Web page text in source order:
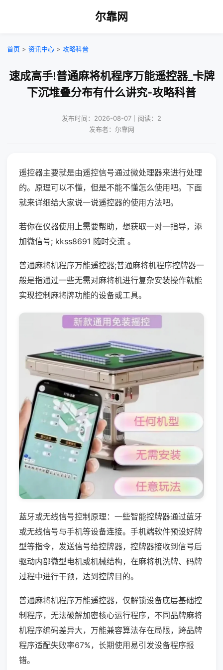
尔靠网
首页 > 资讯中心 > 攻略科普
速成高手!普通麻将机程序万能遥控器_卡牌
下沉堆叠分布有什么讲究-攻略科普
发布时间：2026-08-07｜阅读：2
发布者：尔靠网
遥控器主要就是由遥控信号通过微处理器来进行处理
的。原理可以不懂，但是不能不懂怎么使用吧。下面
就来详细给大家说一说遥控器的使用方法吧。
若你在仪器使用上需要帮助，想获取一对一指导，添
加微信号; kkss8691 随时交流 。
普通麻将机程序万能遥控器;普通麻将机程序控牌器一
般是指通过一些无需对麻将机进行复杂安装操作就能
实现控制麻将牌功能的设备或工具。
蓝牙或无线信号控制原理：一些智能控牌器通过蓝牙
或无线信号与手机等设备连接。手机端软件预设好牌
型等指令，发送信号给控牌器，控牌器接收到信号后
驱动内部微型电机或机械结构，在麻将机洗牌、码牌
过程中进行干预，达到控牌目的。
普通麻将机程序万能遥控器，仅解锁设备底层基础控
制程序，无法破解加密核心运行程序，不同品牌麻将
机程序编码差异大，万能兼容算法存在局限，跨品牌
程序适配失败率67%，长期使用易引发设备程序报
错。